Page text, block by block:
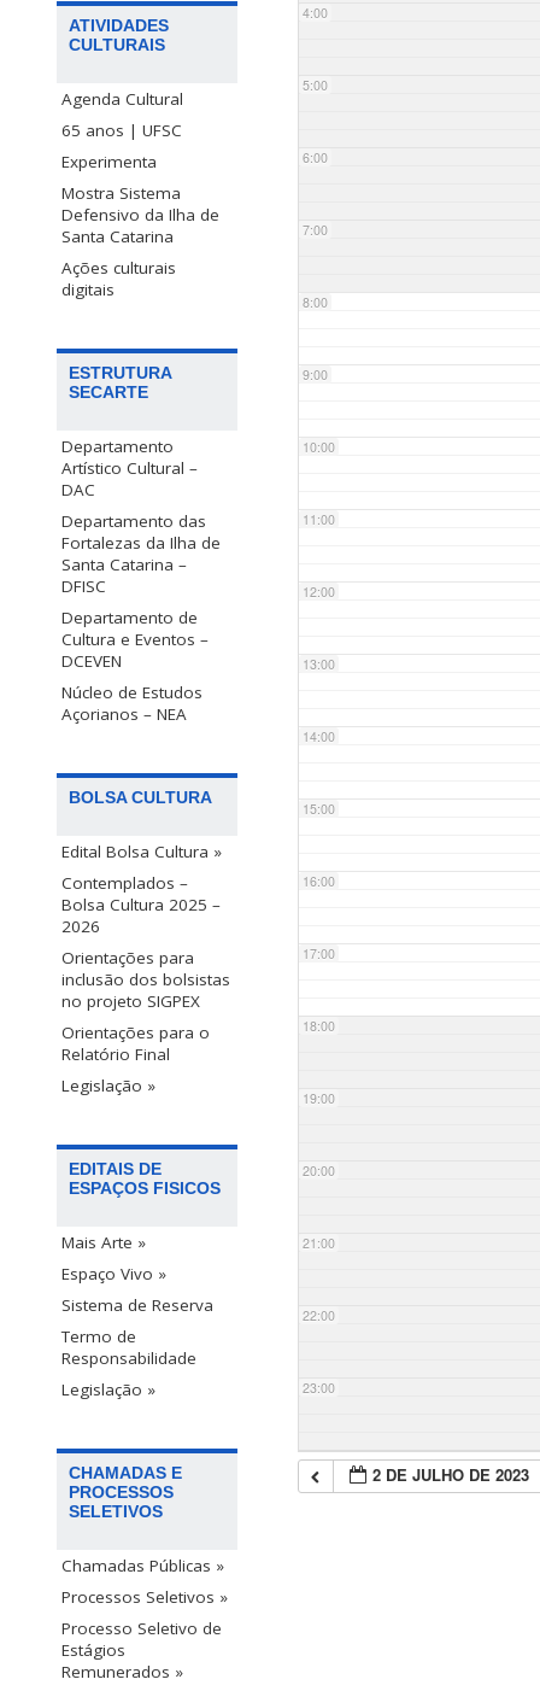
ATIVIDADES
CULTURAIS
Agenda Cultural
65 anos | UFSC
Experimenta
Mostra Sistema
Defensivo da Ilha de
Santa Catarina
Ações culturais
digitais
ESTRUTURA
SECARTE
Departamento
Artístico Cultural –
DAC
Departamento das
Fortalezas da Ilha de
Santa Catarina –
DFISC
Departamento de
Cultura e Eventos –
DCEVEN
Núcleo de Estudos
Açorianos – NEA
BOLSA CULTURA
Edital Bolsa Cultura »
Contemplados –
Bolsa Cultura 2025 –
2026
Orientações para
inclusão dos bolsistas
no projeto SIGPEX
Orientações para o
Relatório Final
Legislação »
EDITAIS DE
ESPAÇOS FISICOS
Mais Arte »
Espaço Vivo »
Sistema de Reserva
Termo de
Responsabilidade
Legislação »
CHAMADAS E
PROCESSOS
SELETIVOS
Chamadas Públicas »
Processos Seletivos »
Processo Seletivo de
Estágios
Remunerados »
4:00
5:00
6:00
7:00
8:00
9:00
10:00
11:00
12:00
13:00
14:00
15:00
16:00
17:00
18:00
19:00
20:00
21:00
22:00
23:00
2 DE JULHO DE 2023